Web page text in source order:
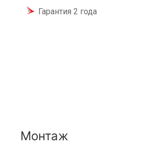
Гарантия 2 года
Монтаж